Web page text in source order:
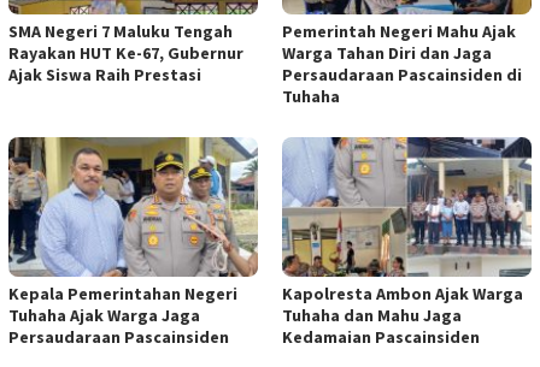
SMA Negeri 7 Maluku Tengah
Rayakan HUT Ke-67, Gubernur
Ajak Siswa Raih Prestasi
Pemerintah Negeri Mahu Ajak
Warga Tahan Diri dan Jaga
Persaudaraan Pascainsiden di
Tuhaha
Kepala Pemerintahan Negeri
Tuhaha Ajak Warga Jaga
Persaudaraan Pascainsiden
Kapolresta Ambon Ajak Warga
Tuhaha dan Mahu Jaga
Kedamaian Pascainsiden